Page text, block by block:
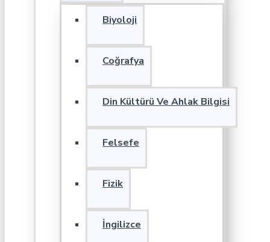
Biyoloji
Coğrafya
Din Kültürü Ve Ahlak Bilgisi
Felsefe
Fizik
İngilizce